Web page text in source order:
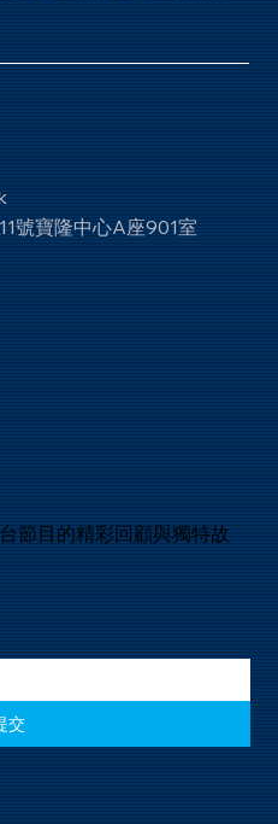
不降這災了，吩咐滅
手吧！」 那時耶和華
的禾場那裏。（撒母耳
號寶隆中心A座901室
節目的精彩回顧與獨特故
交